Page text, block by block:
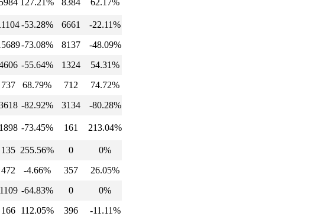
-53.28% 6661
-22.11%
-73.08% 8137
-48.09%
-55.64% 1324
54.31%
737 68.79% 712
74.72%
-82.92% 3134 -80.28%
1898 -73.45% 161 213.04%
135 255.56% 0
0%
472 -4.66% 357
26.05%
1109 -64.83% 0
0%
166 112.05% 396
-11.11%